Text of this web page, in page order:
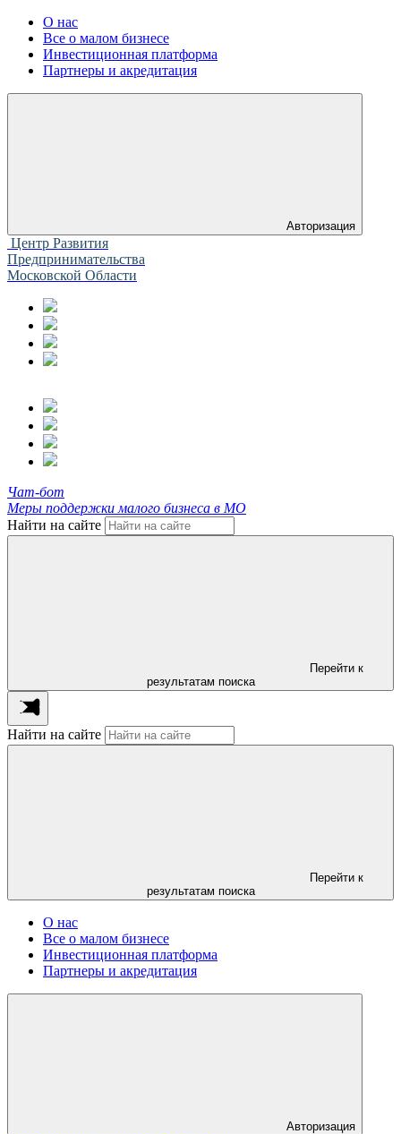
О нас
Все о малом бизнесе
Инвестиционная платформа
Партнеры и акредитация
Авторизация
Центр Развития
Предпринимательства
Московской Области
Чат-бот
Меры поддержки малого бизнеса в МО
Найти на сайте
Перейти к
результатам поиска
Найти на сайте
Перейти к
результатам поиска
О нас
Все о малом бизнесе
Инвестиционная платформа
Партнеры и акредитация
Авторизация